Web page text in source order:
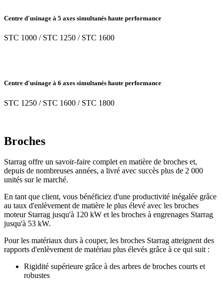
Centre d'usinage à 5 axes simultanés haute performance
STC 1000 / STC 1250 / STC 1600
Centre d'usinage à 6 axes simultanés haute performance
STC 1250 / STC 1600 / STC 1800
Broches
Starrag offre un savoir-faire complet en matière de broches et,
depuis de nombreuses années, a livré avec succès plus de 2 000
unités sur le marché.
En tant que client, vous bénéficiez d'une productivité inégalée grâce
au taux d'enlèvement de matière le plus élevé avec les broches
moteur Starrag jusqu'à 120 kW et les broches à engrenages Starrag
jusqu'à 53 kW.
Pour les matériaux durs à couper, les broches Starrag atteignent des
rapports d'enlèvement de matériau plus élevés grâce à ce qui suit :
Rigidité supérieure grâce à des arbres de broches courts et
robustes